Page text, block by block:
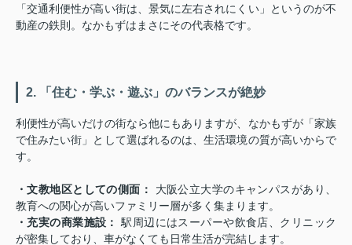
「交通利便性が高い街は、景気に左右されにくい」というのが不
動産の鉄則。なかもずはまさにその代表格です。
2. 「住む・学ぶ・遊ぶ」のバランスが絶妙
利便性が高いだけの街なら他にもありますが、なかもずが「家族
で住みたい街」として選ばれるのは、生活環境の質が高いからで
す。
・文教地区としての側面：
大阪公立大学のキャンパスがあり、
教育への関心が高いファミリー層が多く集まります。
・充実の商業施設：
駅周辺にはスーパーや飲食店、クリニック
が密集しており、車がなくても日常生活が完結します。